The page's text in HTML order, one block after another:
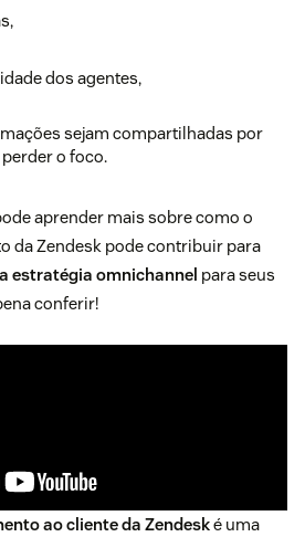
dos agentes,
sejam compartilhadas por
o foco.
aprender mais sobre como o
da Zendesk pode contribuir para
estratégia omnichannel para seus
conferir!
ao cliente da Zendeské uma